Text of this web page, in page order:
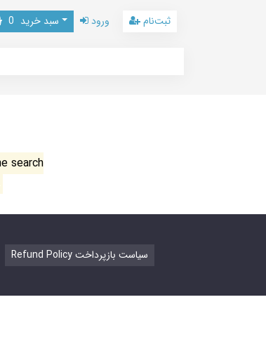
سبد خرید 0 ورود ثبت‌نام
Refund Policy سیاست بازپرداخت